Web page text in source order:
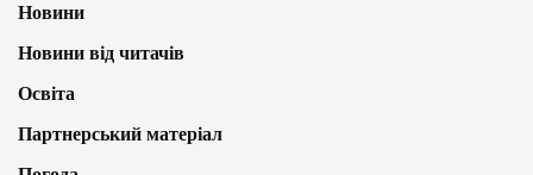
Новини
Новини від читачів
Освіта
Партнерський матеріал